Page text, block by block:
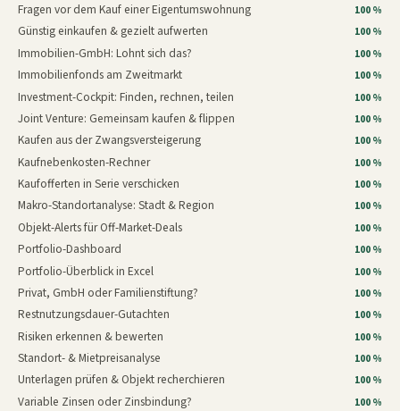
Fragen vor dem Kauf einer Eigentumswohnung 100 %
Günstig einkaufen & gezielt aufwerten 100 %
Immobilien-GmbH: Lohnt sich das? 100 %
Immobilienfonds am Zweitmarkt 100 %
Investment-Cockpit: Finden, rechnen, teilen 100 %
Joint Venture: Gemeinsam kaufen & flippen 100 %
Kaufen aus der Zwangsversteigerung 100 %
Kaufnebenkosten-Rechner 100 %
Kaufofferten in Serie verschicken 100 %
Makro-Standortanalyse: Stadt & Region 100 %
Objekt-Alerts für Off-Market-Deals 100 %
Portfolio-Dashboard 100 %
Portfolio-Überblick in Excel 100 %
Privat, GmbH oder Familienstiftung? 100 %
Restnutzungsdauer-Gutachten 100 %
Risiken erkennen & bewerten 100 %
Standort- & Mietpreisanalyse 100 %
Unterlagen prüfen & Objekt recherchieren 100 %
Variable Zinsen oder Zinsbindung? 100 %